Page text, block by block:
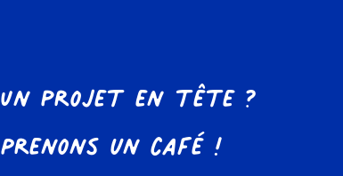
Un projet en tête ?
Prenons un café !